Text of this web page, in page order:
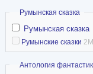
Скрыть
Румынская сказка
Румынская сказка
Румынские сказки
Скрыть
Антология